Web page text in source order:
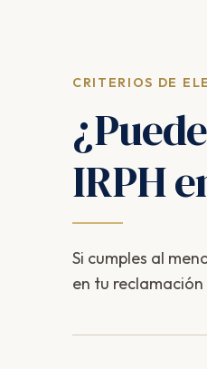
CRITERIOS DE
IRPH
Si cumples al
en tu